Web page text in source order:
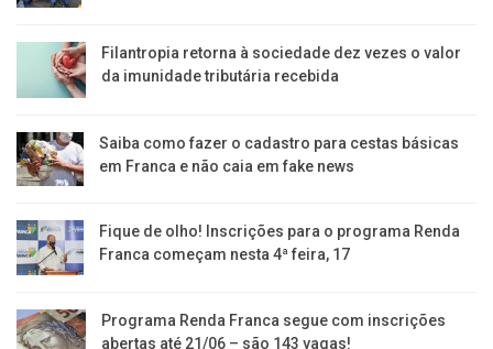
Filantropia retorna à sociedade dez vezes o valor
da imunidade tributária recebida
Saiba como fazer o cadastro para cestas básicas
em Franca e não caia em fake news
Fique de olho! Inscrições para o programa Renda
Franca começam nesta 4ª feira, 17
Programa Renda Franca segue com inscrições
abertas até 21/06 – são 143 vagas!